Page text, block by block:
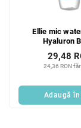
Ellie mic
Hyaluron
24,36 RON
29,48
Adaugă în